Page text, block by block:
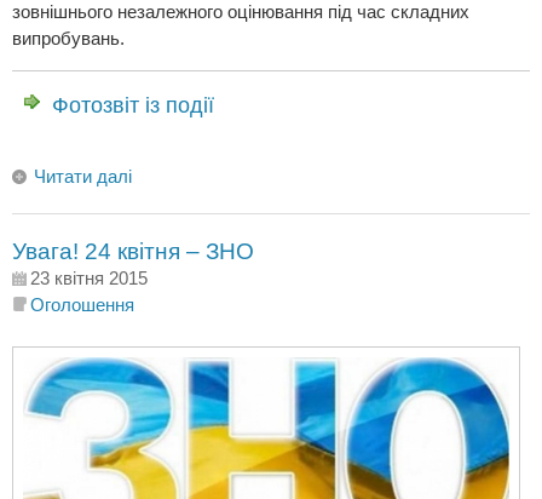
зовнішнього незалежного оцінювання під час складних
випробувань.
Фотозвіт із події
Читати далі
Увага! 24 квітня – ЗНО
23 квітня 2015
Оголошення